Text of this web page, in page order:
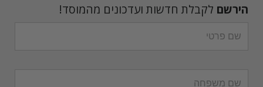
הירשם לקבלת חדשות ועדכונים מהמוסד!